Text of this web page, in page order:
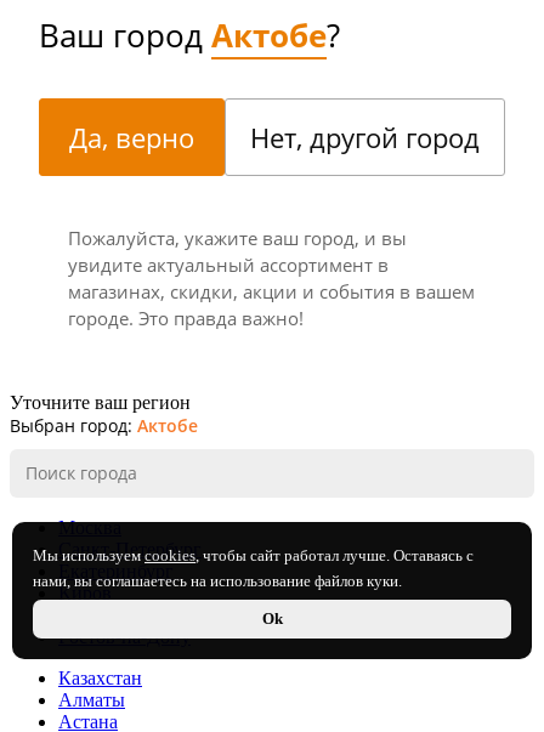
Мы используем cookies, чтобы сайт работал лучше. Оставаясь с
нами, вы соглашаетесь на использование файлов куки.
Ok
Ваш городАктобе?
Да, верно Нет, другой город
Пожалуйста, укажите ваш город, и вы
увидите актуальный ассортимент в
магазинах, скидки, акции и события в вашем
городе. Это правда важно!
Уточните ваш регион
Выбран город: Актобе
Москва
Санкт-Петербург
Екатеринбург
Киров
Ростов-на-Дону
Казахстан
Алматы
Астана